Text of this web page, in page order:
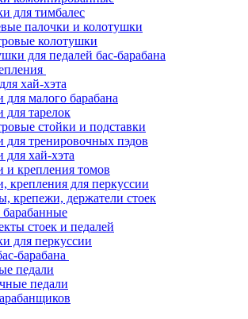
для тимбалес
палочки и колотушки
колотушки
для педалей бас-барабана
хай-хэта
для малого барабана
для тарелок
стойки и подставки
для тренировочных пэдов
для хай-хэта
и крепления томов
крепления для перкуссии
крепежи, держатели стоек
барабанные
стоек и педалей
для перкуссии
барабана
педали
педали